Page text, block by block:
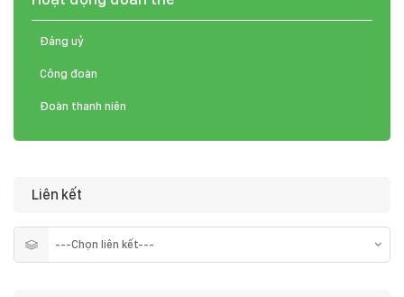
Đảng uỷ
Công đoàn
Đoàn thanh niên
Liên kết